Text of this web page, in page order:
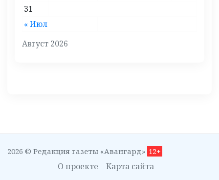
Август 2026
« Июл
31
2026 © Редакция газеты «Авангард» 12+
О проекте Карта сайта